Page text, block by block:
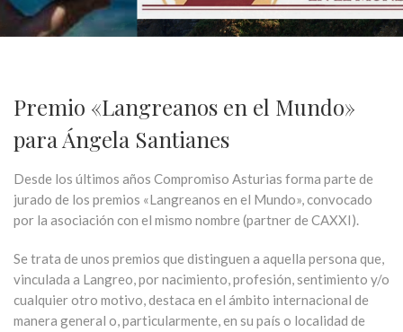
Premio «Langreanos en el Mundo»
para Ángela Santianes
Desde los últimos años Compromiso Asturias forma parte de
jurado de los premios «Langreanos en el Mundo», convocado
por la asociación con el mismo nombre (partner de CAXXI).
Se trata de unos premios que distinguen a aquella persona que,
vinculada a Langreo, por nacimiento, profesión, sentimiento y/o
cualquier otro motivo, destaca en el ámbito internacional de
manera general o, particularmente, en su país o localidad de